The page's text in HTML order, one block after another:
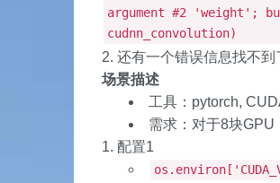
argument #2 'weight';
cudnn_convolution)
还有一个错误信息找不到
场景描述
工具：pytorch,
需求：对于8块GPU
配置1